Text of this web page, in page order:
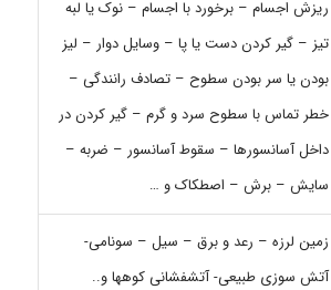
ریزش اجسام – برخورد با اجسام – نوک یا لبه
تیز – گیر کردن دست یا پا – وسایل دوار – لیز
بودن یا سر بودن سطوح – تصادف رانندگی –
خطر تماس با سطوح سرد و گرم – گیر کردن در
داخل آسانسورها – سقوط آسانسور – ضربه –
سایش – برش – اصطکاک و …
زمین لرزه – رعد و برق – سیل – سونامی-
آتش سوزی طبیعی- آتشفشانی کوهها و..